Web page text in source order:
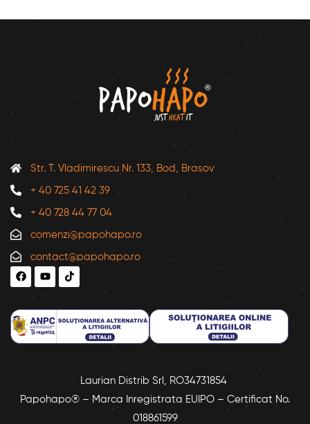
Str. T. Vladimirescu Nr. 133, Bod, Brasov
+ 40 725 41 42 39
+ 40 728 44 77 04
comenzi@papohapo.ro
contact@papohapo.ro
Laurian Distrib Srl, RO34731854
Papohapo® – Marca Inregistrata EUIPO – Certificat No.
018861599